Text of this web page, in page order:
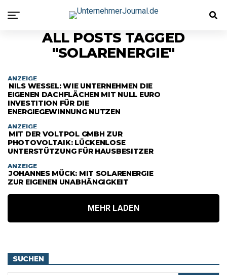
ALL POSTS TAGGED
"SOLARENERGIE"
ANZEIGE
NILS WESSEL: WIE UNTERNEHMEN DIE
EIGENEN DACHFLÄCHEN MIT NULL EURO
INVESTITION FÜR DIE
ENERGIEGEWINNUNG NUTZEN
ANZEIGE
MIT DER VOLTPOL GMBH ZUR
PHOTOVOLTAIK: LÜCKENLOSE
UNTERSTÜTZUNG FÜR HAUSBESITZER
ANZEIGE
JOHANNES MÜCK: MIT SOLARENERGIE
ZUR EIGENEN UNABHÄNGIGKEIT
MEHR LADEN
SUCHEN